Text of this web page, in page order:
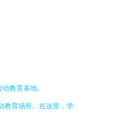
教育基地。
教育场所。在这里，学